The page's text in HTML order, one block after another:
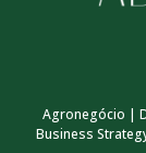
Agronegócio |
Business